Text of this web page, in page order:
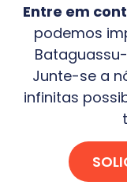
Entre em
podemos
Junte-se a
infinitas